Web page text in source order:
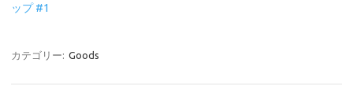
ップ #1
カテゴリー: Goods